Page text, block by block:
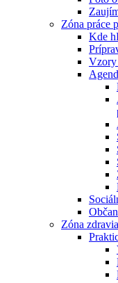
Zóna práce
Kde
Vzory
Zóna zdravia